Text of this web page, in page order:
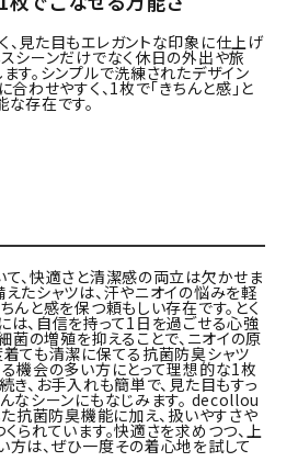
見た目もエレガントな印象に仕上げ
シーンだけでなく休日の外出や旅
す。シンプルで洗練されたデザイン
合わせやすく、1枚で「きちんと感」と
存在です。
、快適さと清潔感の両立は欠かせま
たシャツは、汗やニオイの悩みを軽
んと感を保つ頼もしい存在です。とく
は、自信を持って1日を過ごせる心強
菌の増殖を抑えることで、ニオイの原
ても清潔に保てる抗菌防臭シャツ
機会の多い方にとって理想的な1枚
き、お手入れも簡単で、見た目もすっ
なシーンにもなじみます。 decollou
抗菌防臭機能に加え、扱いやすさや
られています。快適さを求めつつ、上
は、ぜひ一度その着心地を試して